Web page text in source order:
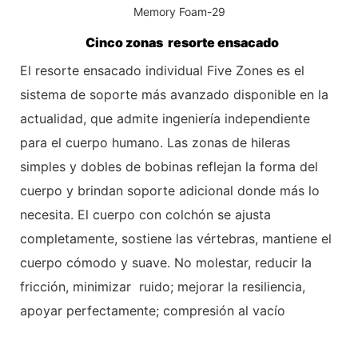
Cinco zonas resorte ensacado
El resorte ensacado individual Five Zones es el
sistema de soporte más avanzado disponible en la
actualidad, que admite ingeniería independiente
para el cuerpo humano. Las zonas de hileras
simples y dobles de bobinas reflejan la forma del
cuerpo y brindan soporte adicional donde más lo
necesita. El cuerpo con colchón se ajusta
completamente, sostiene las vértebras, mantiene el
cuerpo cómodo y suave. No molestar, reducir la
fricción, minimizar ruido; mejorar la resiliencia,
apoyar perfectamente; compresión al vacío